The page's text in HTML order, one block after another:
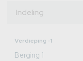
Indeling
Verdieping -1
Berging 1